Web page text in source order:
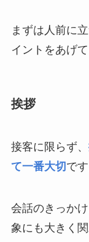
まずは人前に
イントをあげて
挨拶
接客に限らず、
て一番大切です
会話のきっか
象にも大きく関